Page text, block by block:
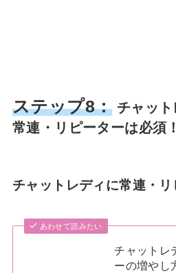
ステップ8： チャッ
常連・リピーターは必須！
チャットレディに常連・
あわせて読みたい
チャットレ
ーの増やし